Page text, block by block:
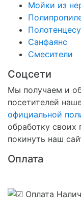
Мойки из
Санфаянс
Смесители
Соцсети
Мы получаем и
посетителей
официальной
обработку
покинуть наш
Оплата